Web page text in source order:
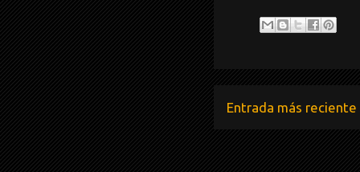
Entrada más reciente